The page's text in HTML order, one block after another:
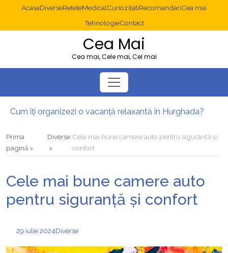
AcasaDiverseReteteMedicalCuriozitatiRecomandariCea mai
TehnologieContact
Cea Mai
Cea mai, Cele mai, Cel mai
Cum îți organizezi o vacanță relaxantă în Hurghada?
Multisite WordPress și Mastodon: cum gestionezi mai multe site-uri
Prima
pagină
Diverse Cele mai bune camere auto pentru siguranță și
confort
Cele mai bune camere auto
pentru siguranță și confort
29 iulie 2024Diverse